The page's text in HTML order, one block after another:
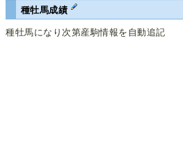
種牡馬成績
種牡馬になり次第産駒情報を自動追記